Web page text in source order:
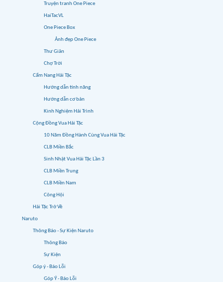
Truyện tranh One Piece
HaiTacVL
One Piece Box
Ảnh đẹp One Piece
Thư Giãn
Chợ Trời
Cẩm Nang Hải Tặc
Hướng dẫn tính năng
Hướng dẫn cơ bản
Kinh Nghiệm Hải Trình
Cộng Đồng Vua Hải Tặc
10 Năm Đồng Hành Cùng Vua Hải Tặc
CLB Miền Bắc
Sinh Nhật Vua Hải Tặc Lần 3
CLB Miền Trung
CLB Miền Nam
Công Hội
Hải Tặc Trở Về
Naruto
Thông Báo - Sự Kiện Naruto
Thông Báo
Sự Kiện
Góp ý - Báo Lỗi
Góp Ý - Báo Lỗi